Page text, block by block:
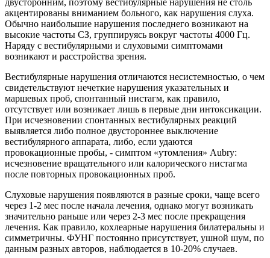
двусторонним, поэтому вестибулярные нарушения не столь
акцентированы вниманием больного, как нарушения слуха.
Обычно наибольшие нарушения последнего возникают на
высокие частоты СЗ, группируясь вокруг частоты 4000 Гц.
Наряду с вестибулярными и слуховыми симптомами
возникают и расстройства зрения.
Вестибулярные нарушения отличаются несистемностью, о чем
свидетельствуют нечеткие нарушения указательных и
маршевых проб, спонтанный нистагм, как правило,
отсутствует или возникает лишь в первые дни интоксикации.
При исчезновении спонтанных вестибулярных реакций
выявляется либо полное двустороннее выключение
вестибулярного аппарата, либо, если удаются
провокационные пробы, - симптом «утомления» Aubry:
исчезновение вращательного или калорического нистагма
после повторных провокационных проб.
Слуховые нарушения появляются в разные сроки, чаще всего
через 1-2 мес после начала лечения, однако могут возникать
значительно раньше или через 2-3 мес после прекращения
лечения. Как правило, кохлеарные нарушения билатеральны и
симметричны. ФУНГ постоянно присутствует, ушной шум, по
данным разных авторов, наблюдается в 10-20% случаев.